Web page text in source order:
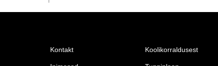
Kontakt Koolikorraldusest